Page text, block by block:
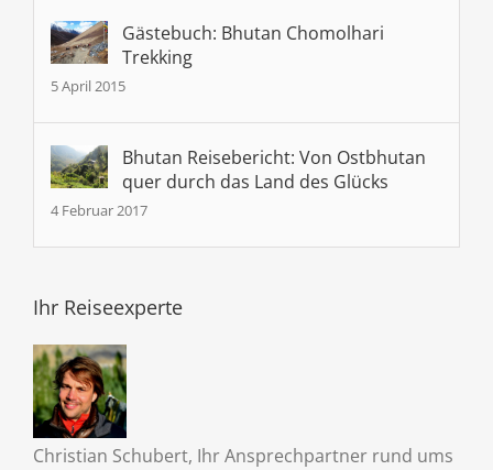
Gästebuch: Bhutan Chomolhari
Trekking
5 April 2015
Bhutan Reisebericht: Von Ostbhutan
quer durch das Land des Glücks
4 Februar 2017
Ihr Reiseexperte
Christian Schubert, Ihr Ansprechpartner rund ums